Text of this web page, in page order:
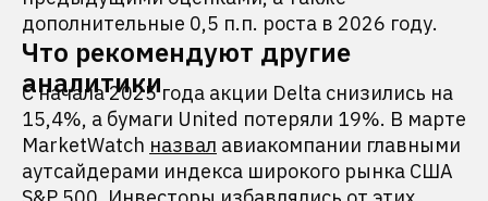
дополнительные 0,5 п.п. роста в 2026 году.
Что рекомендуют другие
аналитики
С начала 2025 года акции Delta снизились на
15,4%, а бумаги United потеряли 19%. В марте
MarketWatch назвал авиакомпании главными
аутсайдерами индекса широкого рынка США